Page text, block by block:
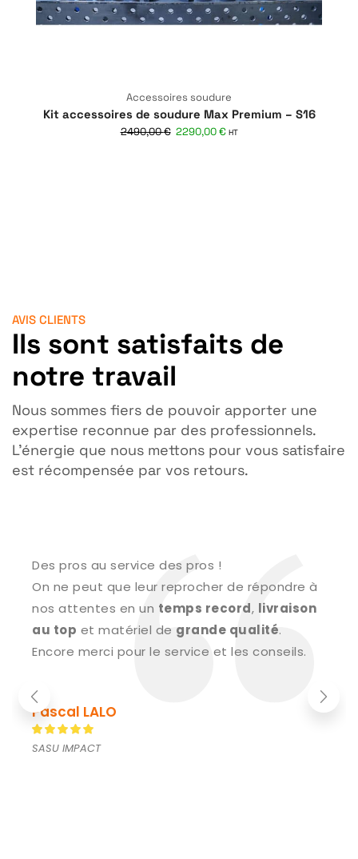
Accessoires soudure
Kit accessoires de soudure Max Premium – S16
2490,00€ 2290,00€ HT
AVIS CLIENTS
Ils sont satisfaits de
notre travail
Nous sommes fiers de pouvoir apporter une
expertise reconnue par des professionnels.
L’énergie que nous mettons pour vous satisfaire
est récompensée par vos retours.
Des pros au service des pros !
On ne peut que leur reprocher de répondre à
nos attentes en un temps record, livraison
au top et matériel de grande qualité.
Encore merci pour le service et les conseils.
Pascal LALO
SASU IMPACT